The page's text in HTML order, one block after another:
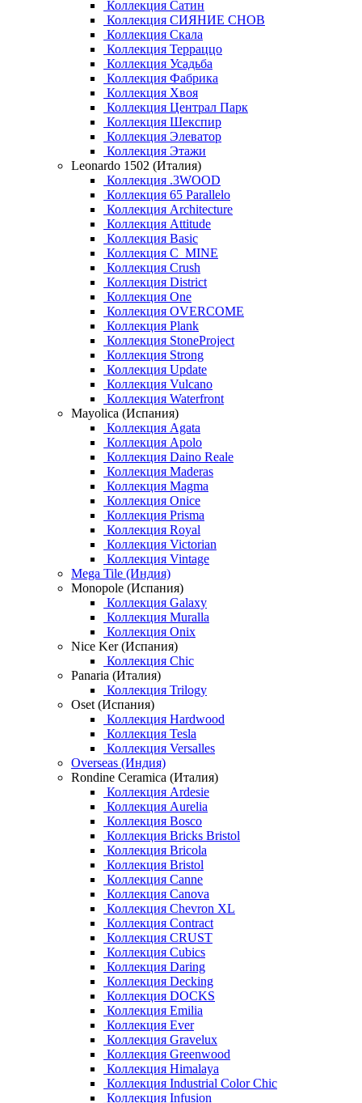
Коллекция Сатин
Коллекция СИЯНИЕ СНОВ
Коллекция Скала
Коллекция Терраццо
Коллекция Усадьба
Коллекция Фабрика
Коллекция Хвоя
Коллекция Централ Парк
Коллекция Шекспир
Коллекция Элеватор
Коллекция Этажи
Leonardo 1502 (Италия)
Коллекция .3WOOD
Коллекция 65 Parallelo
Коллекция Architecture
Коллекция Attitude
Коллекция Basic
Коллекция C_MINE
Коллекция Crush
Коллекция District
Коллекция One
Коллекция OVERCOME
Коллекция Plank
Коллекция StoneProject
Коллекция Strong
Коллекция Update
Коллекция Vulcano
Коллекция Waterfront
Mayolica (Испания)
Коллекция Agata
Коллекция Apolo
Коллекция Daino Reale
Коллекция Maderas
Коллекция Magma
Коллекция Onice
Коллекция Prisma
Коллекция Royal
Коллекция Victorian
Коллекция Vintage
Mega Tile (Индия)
Monopole (Испания)
Коллекция Galaxy
Коллекция Muralla
Коллекция Onix
Nice Ker (Испания)
Коллекция Chic
Panaria (Италия)
Коллекция Trilogy
Oset (Испания)
Коллекция Hardwood
Коллекция Tesla
Коллекция Versalles
Overseas (Индия)
Rondine Ceramica (Италия)
Коллекция Ardesie
Коллекция Aurelia
Коллекция Bosco
Коллекция Bricks Bristol
Коллекция Bricola
Коллекция Bristol
Коллекция Canne
Коллекция Canova
Коллекция Chevron XL
Коллекция Contract
Коллекция CRUST
Коллекция Cubics
Коллекция Daring
Коллекция Decking
Коллекция DOCKS
Коллекция Emilia
Коллекция Ever
Коллекция Gravelux
Коллекция Greenwood
Коллекция Himalaya
Коллекция Industrial Color Chic
Коллекция Infusion